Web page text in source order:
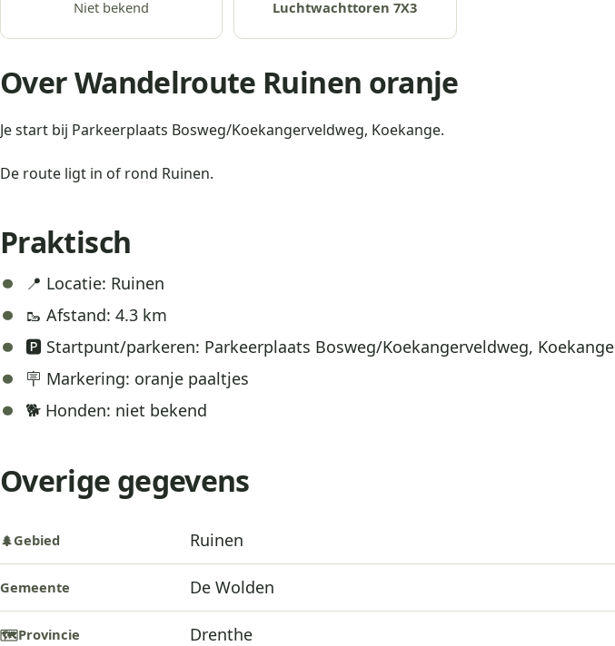
Niet bekend
Luchtwachttoren 7X3
Over Wandelroute Ruinen oranje
Je start bij Parkeerplaats Bosweg/Koekangerveldweg, Koekange.
De route ligt in of rond Ruinen.
Praktisch
📍 Locatie: Ruinen
🥾 Afstand: 4.3 km
🅿️ Startpunt/parkeren: Parkeerplaats Bosweg/Koekangerveldweg, Koekange
🪧 Markering: oranje paaltjes
🐕 Honden: niet bekend
Overige gegevens
🌲Gebied Ruinen
Gemeente De Wolden
🗺️Provincie Drenthe